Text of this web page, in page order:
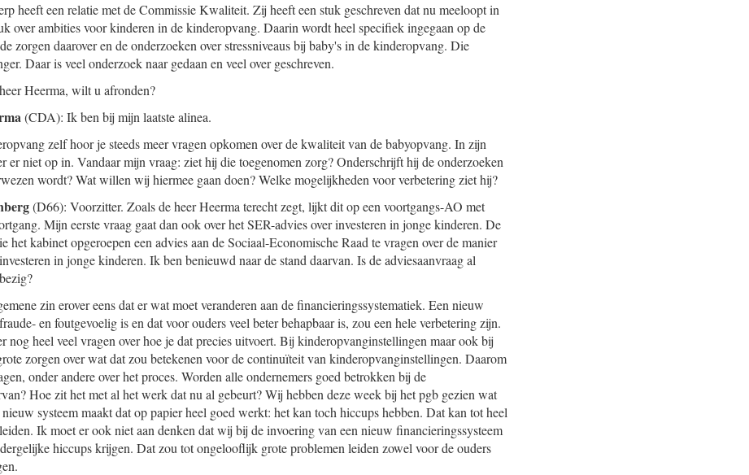
heeft een relatie met de Commissie Kwaliteit. Zij heeft een stuk geschreven dat nu meeloopt in
over ambities voor kinderen in de kinderopvang. Daarin wordt heel specifiek ingegaan op de
zorgen daarover en de onderzoeken over stressniveaus bij baby's in de kinderopvang. Die
Daar is veel onderzoek naar gedaan en veel over geschreven.
Heerma, wilt u afronden?
(CDA): Ik ben bij mijn laatste alinea.
zelf hoor je steeds meer vragen opkomen over de kwaliteit van de babyopvang. In zijn
er niet op in. Vandaar mijn vraag: ziet hij die toegenomen zorg? Onderschrijft hij de onderzoeken
wordt? Wat willen wij hiermee gaan doen? Welke mogelijkheden voor verbetering ziet hij?
(D66): Voorzitter. Zoals de heer Heerma terecht zegt, lijkt dit op een voortgangs-AO met
Mijn eerste vraag gaat dan ook over het SER-advies over investeren in jonge kinderen. De
het kabinet opgeroepen een advies aan de Sociaal-Economische Raad te vragen over de manier
in jonge kinderen. Ik ben benieuwd naar de stand daarvan. Is de adviesaanvraag al
zin erover eens dat er wat moet veranderen aan de financieringssystematiek. Een nieuw
en foutgevoelig is en dat voor ouders veel beter behapbaar is, zou een hele verbetering zijn.
nog heel veel vragen over hoe je dat precies uitvoert. Bij kinderopvanginstellingen maar ook bij
zorgen over wat dat zou betekenen voor de continuïteit van kinderopvanginstellingen. Daarom
onder andere over het proces. Worden alle ondernemers goed betrokken bij de
Hoe zit het met al het werk dat nu al gebeurt? Wij hebben deze week bij het pgb gezien wat
systeem maakt dat op papier heel goed werkt: het kan toch hiccups hebben. Dat kan tot heel
Ik moet er ook niet aan denken dat wij bij de invoering van een nieuw financieringssysteem
hiccups krijgen. Dat zou tot ongelooflijk grote problemen leiden zowel voor de ouders